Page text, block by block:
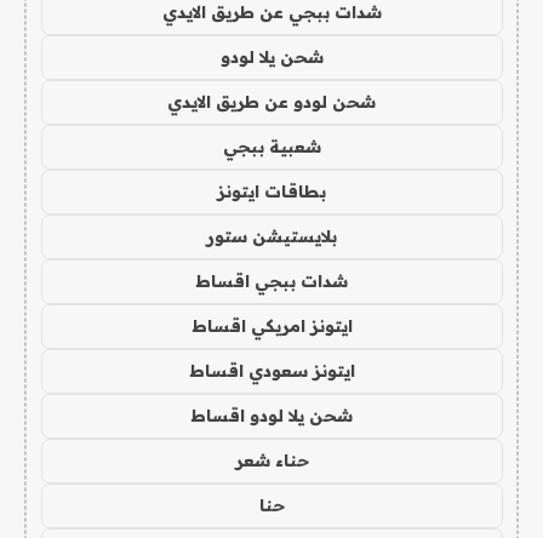
شدات ببجي عن طريق الايدي
شحن يلا لودو
شحن لودو عن طريق الايدي
شعبية ببجي
بطاقات ايتونز
بلايستيشن ستور
شدات ببجي اقساط
ايتونز امريكي اقساط
ايتونز سعودي اقساط
شحن يلا لودو اقساط
حناء شعر
حنا